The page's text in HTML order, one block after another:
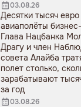
03.08.26
Десятки тысяч евро
авиаполёты
Глава Нацбанка
Драгу и член
совета Алайба
полет столько,
зарабатывают
за год
03.08.26